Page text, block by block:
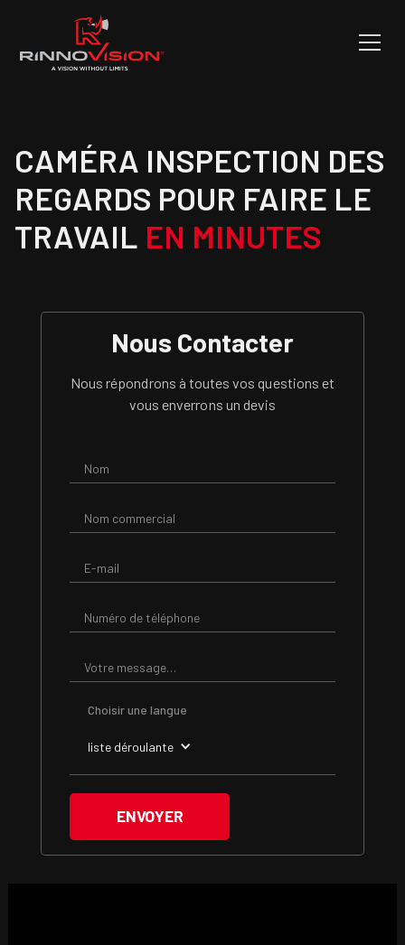
CAMÉRA INSPECTION DES
REGARDS POUR FAIRE LE
TRAVAIL EN MINUTES
Nous Contacter
Nous répondrons à toutes vos questions et
vous enverrons un devis
Choisir une langue
liste déroulante